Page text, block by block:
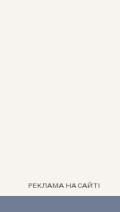
РЕКЛАМА НА САЙТІ